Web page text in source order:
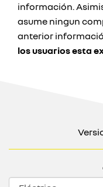
información.
asume ningun
anterior
los usuarios esta